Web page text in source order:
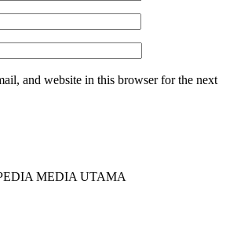
and website in this browser for the next
MEDIA UTAMA